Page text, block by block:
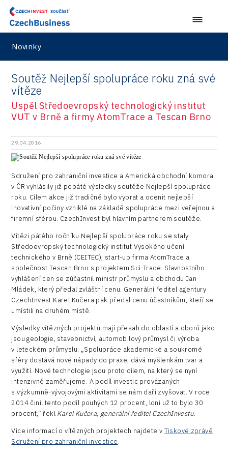
Pikto Digital
Retailys
Ullmanna
VisionCraft
Kaleido
Virtual Lab
Policy
Services
Testing
City
Drones
Manufacturing
Rail
Road
Connectivity
Consulting
Data services
Devices
Infrastructure
R&D
Security
Vehicles
Energetika
Inovace
Kreativní průmysl
Marketing
Podpora podnikání
PPP projekty
Příhraničí
Společenská odpovědnost
Technická infrastruktura
Technické vzdělávání
Zaměstnanost
Investice v obcích a městech 2021
Investice v obcích a městech 2022
Investice v obcích a městech 2023
Konference Potenciál místní ekonomiky 2022
Konference Potenciál místní ekonomiky 2021
Konference Potenciál místní ekonomiky 2018
Pasportizace
Plzeň
Praha a střední Čechy
Zlín
Taiwan
Novinky
Soutěž Nejlepší spolupráce roku zná své
vítěze
Uspěl Středoevropský technologický institut
VUT v Brně a firmy AtomTrace a Tescan Brno
29.04.2016
Sdružení pro zahraniční investice a Americká obchodní komora
v ČR vyhlásily již popáté výsledky soutěže Nejlepší spolupráce
roku. Cílem akce již tradičně bylo vybrat a ocenit nejlepší
inovativní počiny vzniklé na základě spolupráce mezi veřejnou a
firemní sférou. CzechInvest byl hlavním partnerem soutěže.
Vítězi pátého ročníku Nejlepší spolupráce roku se staly
Středoevropský technologický institut Vysokého učení
technického v Brně (CEITEC), start-up firma AtomTrace a
společnost Tescan Brno s projektem Sci-Trace. Slavnostního
vyhlášení cen se zúčastnil ministr průmyslu a obchodu Jan
Mládek, který předal zvláštní cenu. Generální ředitel agentury
CzechInvest Karel Kučera pak předal cenu účastníkům, kteří se
umístili na druhém místě.
Výsledky vítězných projektů mají přesah do oblastí a oborů jako
jsou geologie, stavebnictví, automobilový průmysl či výroba
v leteckém průmyslu. „Spolupráce akademické a soukromé
sféry dostává nové nápady do praxe, dává myšlenkám tvar a
využití. Nové technologie jsou proto cílem, na který se nyní
intenzivně zaměřujeme. A podíl investic provázaných
s výzkumně-vývojovými aktivitami se nám daří zvyšovat. V roce
2014 činil tento podíl pouhých 12 procent, loni už to bylo 30
procent,“ řekl Karel Kučera, generální ředitel CzechInvestu.
Více informací o vítězných projektech najdete v Tiskové zprávě
Sdružení pro zahraniční investice.